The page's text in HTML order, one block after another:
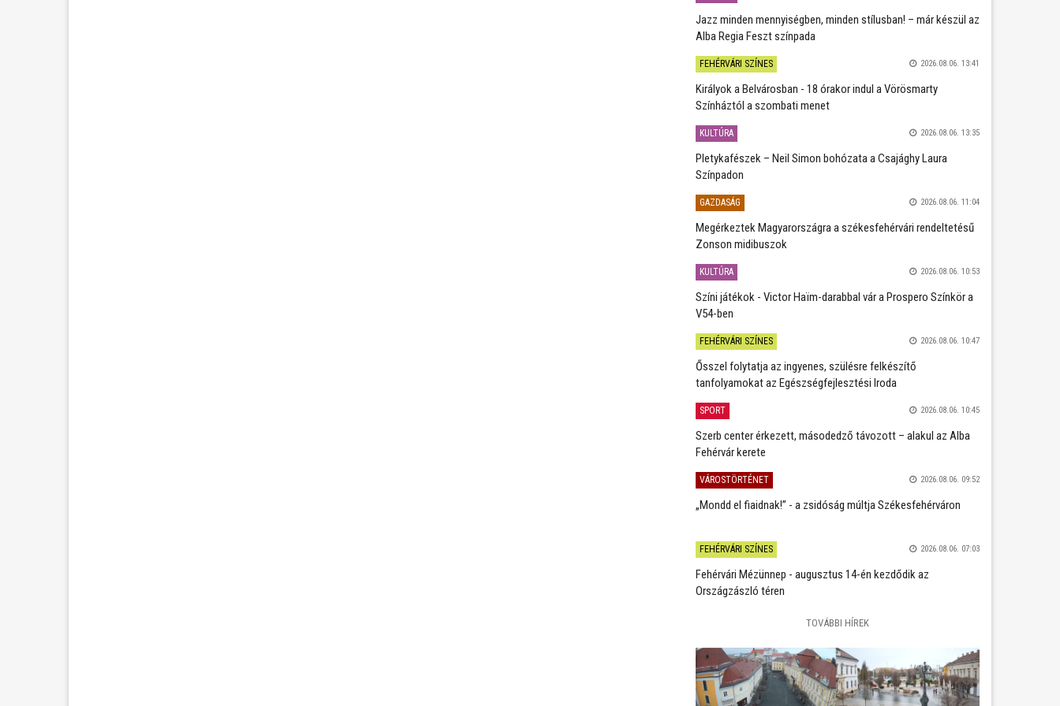
Jazz minden mennyiségben, minden stílusban! – már készül az
Alba Regia Feszt színpada
FEHÉRVÁRI SZÍNES 2026.08.06. 13:41
Királyok a Belvárosban - 18 órakor indul a Vörösmarty
Színháztól a szombati menet
KULTÚRA 2026.08.06. 13:35
Pletykafészek – Neil Simon bohózata a Csajághy Laura
Színpadon
GAZDASÁG 2026.08.06. 11:04
Megérkeztek Magyarországra a székesfehérvári rendeltetésű
Zonson midibuszok
KULTÚRA 2026.08.06. 10:53
Színi játékok - Victor Haïm-darabbal vár a Prospero Színkör a
V54-ben
FEHÉRVÁRI SZÍNES 2026.08.06. 10:47
Ősszel folytatja az ingyenes, szülésre felkészítő
tanfolyamokat az Egészségfejlesztési Iroda
SPORT 2026.08.06. 10:45
Szerb center érkezett, másodedző távozott – alakul az Alba
Fehérvár kerete
VÁROSTÖRTÉNET 2026.08.06. 09:52
„Mondd el fiaidnak!” - a zsidóság múltja Székesfehérváron
FEHÉRVÁRI SZÍNES 2026.08.06. 07:03
Fehérvári Mézünnep - augusztus 14-én kezdődik az
Országzászló téren
TOVÁBBI HÍREK